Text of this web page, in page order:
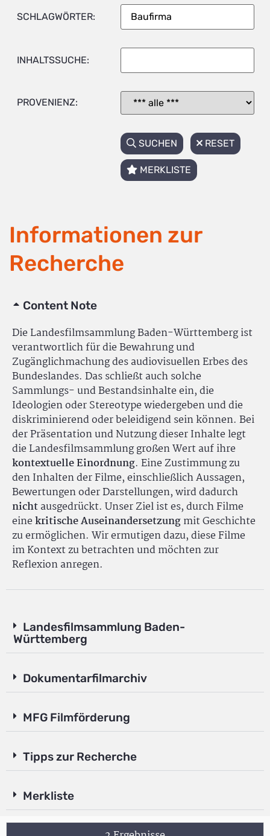
SCHLAGWÖRTER:
INHALTSSUCHE:
PROVENIENZ:
SUCHEN RESET
MERKLISTE
Informationen zur
Recherche
Content Note
Die Landesfilmsammlung Baden-Württemberg ist
verantwortlich für die Bewahrung und
Zugänglichmachung des audiovisuellen Erbes des
Bundeslandes. Das schließt auch solche
Sammlungs- und Bestandsinhalte ein, die
Ideologien oder Stereotype wiedergeben und die
diskriminierend oder beleidigend sein können. Bei
der Präsentation und Nutzung dieser Inhalte legt
die Landesfilmsammlung großen Wert auf ihre
kontextuelle Einordnung. Eine Zustimmung zu
den Inhalten der Filme, einschließlich Aussagen,
Bewertungen oder Darstellungen, wird dadurch
nichtausgedrückt. Unser Ziel ist es, durch Filme
einekritische Auseinandersetzungmit Geschichte
zu ermöglichen. Wir ermutigen dazu, diese Filme
im Kontext zu betrachten und möchten zur
Reflexion anregen.
Landesfilmsammlung Baden-
Württemberg
Dokumentarfilmarchiv
MFG Filmförderung
Tipps zur Recherche
Merkliste